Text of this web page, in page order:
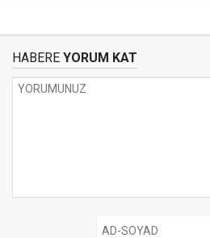
HABERE YORUM KAT